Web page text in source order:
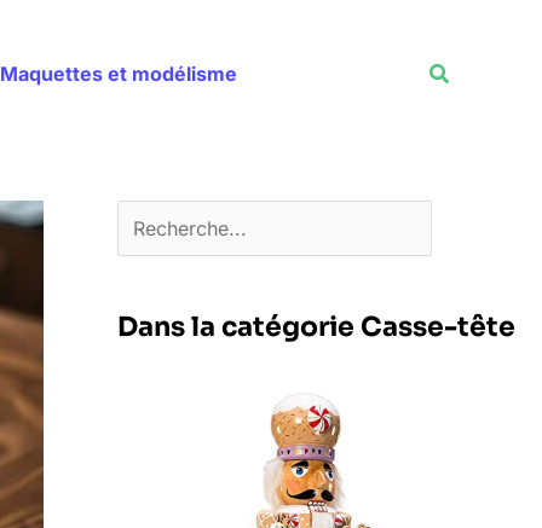
Maquettes et modélisme
Dans la catégorie Casse-tête